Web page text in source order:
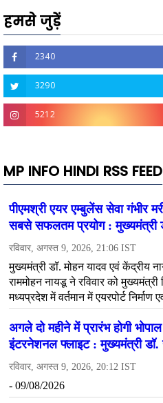
हमसे जुड़ें
2340
3290
5212
MP INFO HINDI RSS FEED